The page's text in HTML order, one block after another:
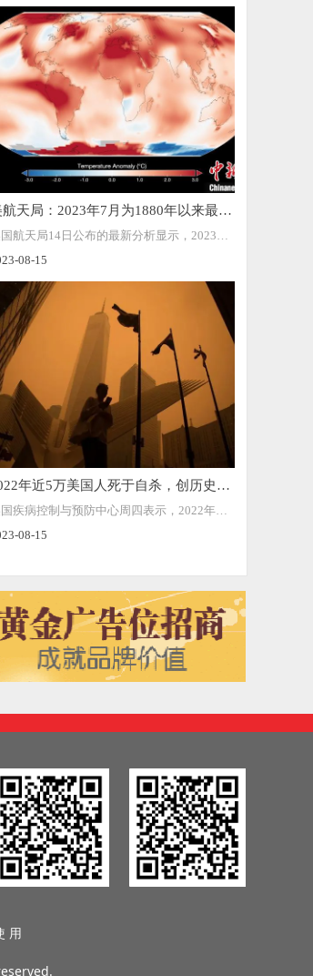
航天局：2023年7月为1880年以来最热
份航天局14日公布的最新分析显示，2023年7
自1880年有全球气温记录以来平均气温最
的月份。
08-15
年近5万美国人死于自杀，创历史新
疾病控制与预防中心周四表示，2022年共
名美国人死于自杀。根据联邦卫生机构
字。
08-15
用